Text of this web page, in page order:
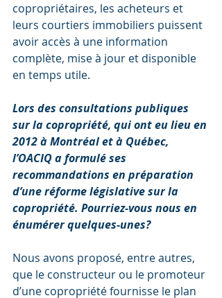
copropriétaires, les acheteurs et
leurs courtiers immobiliers puissent
avoir accès à une information
complète, mise à jour et disponible
en temps utile.
Lors des consultations publiques
sur la copropriété, qui ont eu lieu en
2012 à Montréal et à Québec,
l’OACIQ a formulé ses
recommandations en préparation
d’une réforme législative sur la
copropriété. Pourriez-vous nous en
énumérer quelques-unes?
Nous avons proposé, entre autres,
que le constructeur ou le promoteur
d’une copropriété fournisse le plan